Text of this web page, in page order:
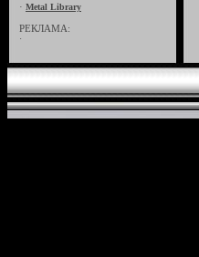
· Metal Library
РЕКЛАМА:
·